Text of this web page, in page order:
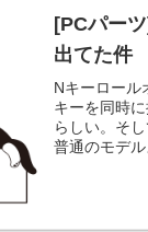
[PCパー
出てた件
Nキーロール
キーを同時
らしい。そ
普通のモデ
スタッチワ